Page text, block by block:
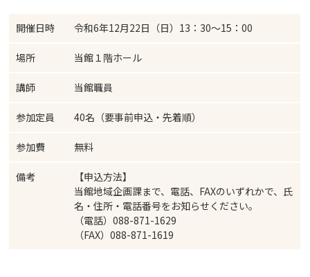
開催日時 令和6年12月22日（日）13：30～15：00
場所 当館１階ホール
講師 当館職員
参加定員 40名（要事前申込・先着順）
参加費 無料
備考
【申込方法】
当館地域企画課まで、電話、FAXのいずれかで、氏
名・住所・電話番号をお知らせください。
（電話）088-871-1629
（FAX）088-871-1619